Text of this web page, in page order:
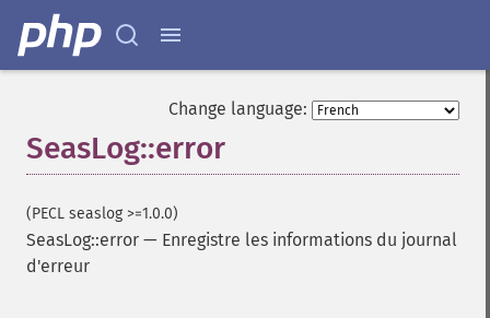
Change language:
SeasLog::error
(PECL seaslog >=1.0.0)
SeasLog::error — Enregistre les informations du journal
d'erreur